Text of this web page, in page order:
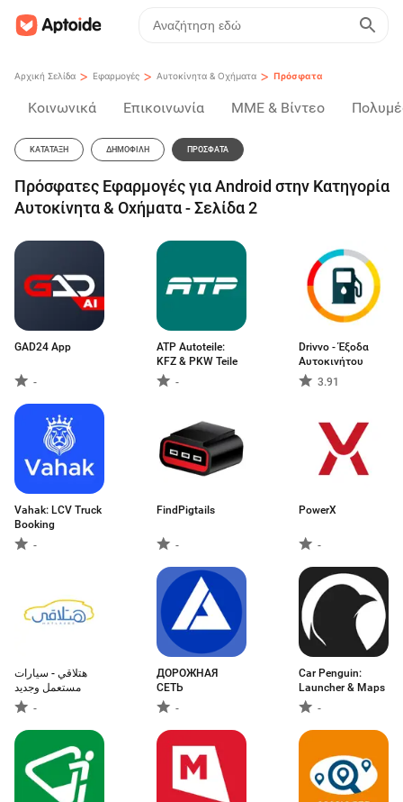
Αρχική Σελίδα > Εφαρμογές > Αυτοκίνητα & Οχήματα > Πρόσφατα
Κοινωνικά Επικοινωνία ΜΜΕ & Βίντεο
ΚΑΤΆΤΑΞΗ ΔΗΜΟΦΙΛΉ ΠΡΌΣΦΑΤΑ
Πρόσφατες Εφαρμογές για Android στην Κατηγορία
Αυτοκίνητα & Οχήματα - Σελίδα 2
GAD24 App
-
ATP Autoteile:
KFZ & PKW Teile
-
Drivvo - Έξοδα
Αυτοκινήτου
3.91
Vahak: LCV Truck
Booking
-
FindPigtails
-
PowerX
-
هتلاقي - سيارات
-
ДОРОЖНАЯ
СЕТЬ
-
Car Penguin:
Launcher & Maps
-